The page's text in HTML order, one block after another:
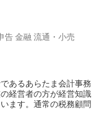
告 金融 流通・小売
あるあらたま会計事務
経営者の方が経営知識
ます。通常の税務顧問